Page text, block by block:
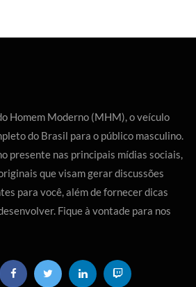
Homem Moderno (MHM), o veículo
do Brasil para o público masculino.
presente nas principais mídias sociais,
que visam gerar discussões
para você, além de fornecer dicas
Fique à vontade para nos